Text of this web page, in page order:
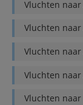
Vluchten naar
Vluchten naar
Vluchten naar
Vluchten naar
Vluchten naar